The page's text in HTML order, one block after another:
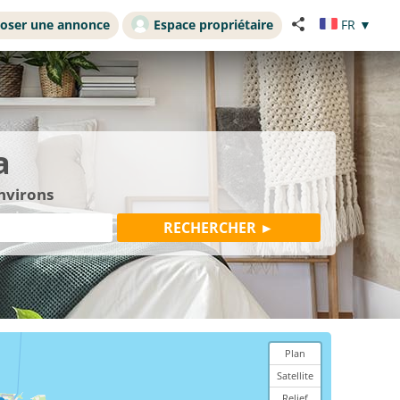
une annonce Espace propriétaire FR ▼
Plan
Satellite